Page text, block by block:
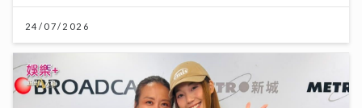
24/07/2026